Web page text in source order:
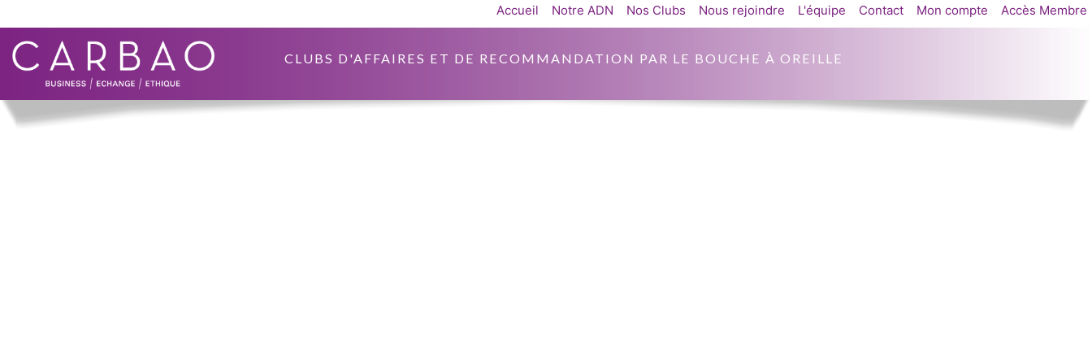
CLUBS D'AFFAIRES ET DE RECOMMANDATION PAR LE BOUCHE À OREILLE
Accueil Notre ADN Nos Clubs Nous rejoindre L'équipe Contact Mon compte Accès Membre